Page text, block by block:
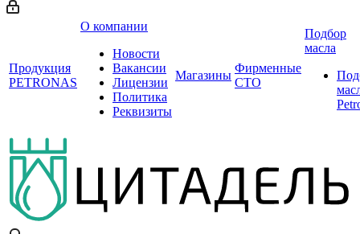
Продукция
PETRONAS
О компании
Новости
Вакансии
Лицензии
Политика
Реквизиты
Магазины
Фирменные
СТО
Подбор
масла